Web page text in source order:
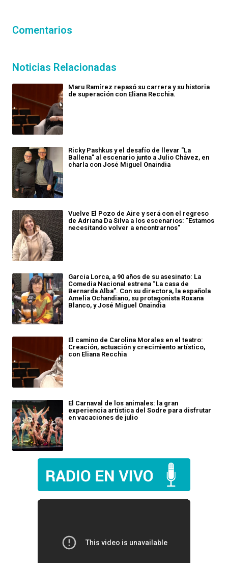
Comentarios
Noticias Relacionadas
Maru Ramírez repasó su carrera y su historia
de superación con Eliana Recchia.
Ricky Pashkus y el desafío de llevar "La
Ballena" al escenario junto a Julio Chávez, en
charla con José Miguel Onaindia
Vuelve El Pozo de Aire y será con el regreso
de Adriana Da Silva a los escenarios: "Estamos
necesitando volver a encontrarnos"
García Lorca, a 90 años de su asesinato: La
Comedia Nacional estrena “La casa de
Bernarda Alba”. Con su directora, la española
Amelia Ochandiano, su protagonista Roxana
Blanco, y José Miguel Onaindia
El camino de Carolina Morales en el teatro:
Creación, actuación y crecimiento artístico,
con Eliana Recchia
El Carnaval de los animales: la gran
experiencia artística del Sodre para disfrutar
en vacaciones de julio